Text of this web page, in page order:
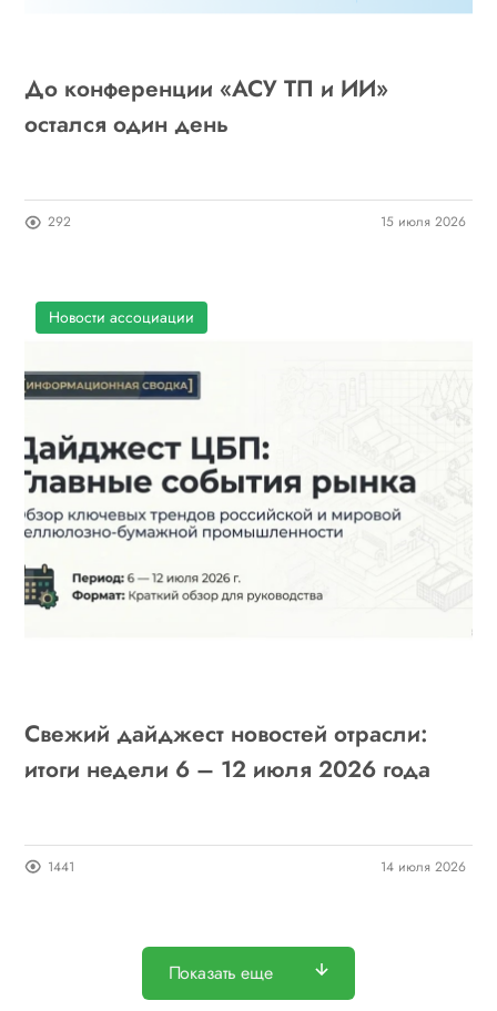
До конференции «АСУ ТП и ИИ»
остался один день
292 15 июля 2026
Новости ассоциации
Свежий дайджест новостей отрасли:
итоги недели 6 – 12 июля 2026 года
1441 14 июля 2026
Показать еще